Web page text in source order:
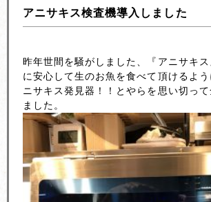
アニサキス検査機導入しました
昨年世間を騒がしました、『アニサキ
に安心して生のお魚を食べて頂けるよ
ニサキス発見器！！とやらを思い切っ
ました。